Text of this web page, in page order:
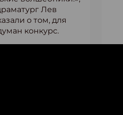
Лев
о том, для
конкурс.